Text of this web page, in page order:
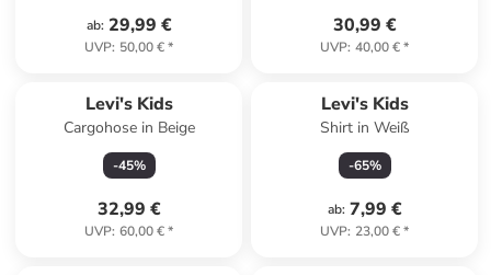
ab: 29,99 €
UVP: 50,00 €*
30,99 €
UVP: 40,00 €*
Levi's Kids
Cargohose in Beige
-45%
32,99 €
UVP: 60,00 €*
Levi's Kids
Shirt in Weiß
-65%
ab: 7,99 €
UVP: 23,00 €*